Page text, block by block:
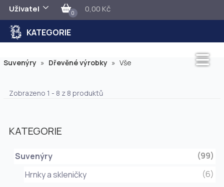
Uživatel 0 0,00 Kč
KATEGORIE
Suvenýry » Dřevěné výrobky » Vše
Zobrazeno 1 - 8 z 8 produktů
KATEGORIE
Suvenýry
(99)
Hrnky a skleničky
(6)